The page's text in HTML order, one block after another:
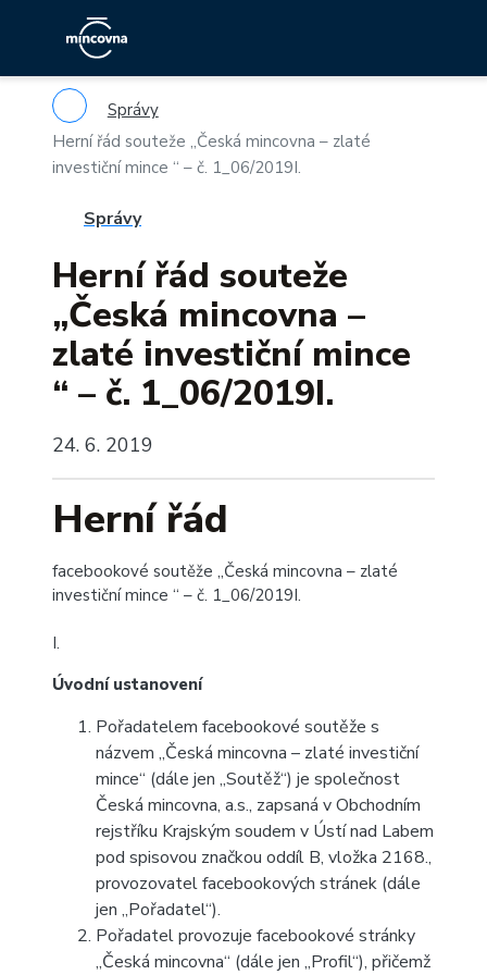
Správy
Herní řád souteže „Česká mincovna – zlaté
investiční mince “ – č. 1_06/2019I.
Správy
Herní řád souteže
„Česká mincovna –
zlaté investiční mince
“ – č. 1_06/2019I.
24. 6. 2019
Herní řád
facebookové soutěže „Česká mincovna – zlaté
investiční mince “ – č. 1_06/2019I.
I.
Úvodní ustanovení
Pořadatelem facebookové soutěže s
názvem „Česká mincovna – zlaté investiční
mince“ (dále jen „Soutěž“) je společnost
Česká mincovna, a.s., zapsaná v Obchodním
rejstříku Krajským soudem v Ústí nad Labem
pod spisovou značkou oddíl B, vložka 2168.,
provozovatel facebookových stránek (dále
jen „Pořadatel“).
Pořadatel provozuje facebookové stránky
„Česká mincovna“ (dále jen „Profil“), přičemž